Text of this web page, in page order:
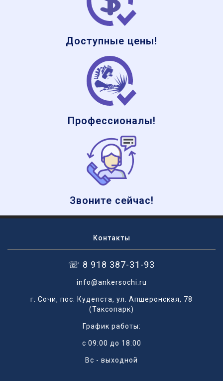
Доступные цены!
Профессионалы!
Звоните сейчас!
Контакты
☏ 8 918 387-31-93
info@ankersochi.ru
г. Сочи, пос. Кудепста, ул. Апшеронская, 78
(Таксопарк)
График работы:
с 09:00 до 18:00
Вс - выходной